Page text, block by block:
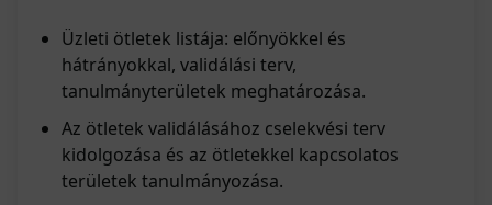
Üzleti ötletek listája: előnyökkel és
hátrányokkal, validálási terv,
tanulmányterületek meghatározása.
Az ötletek validálásához cselekvési terv
kidolgozása és az ötletekkel kapcsolatos
területek tanulmányozása.